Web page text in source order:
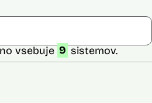
vsebuje 9 sistemov.